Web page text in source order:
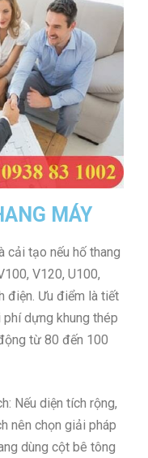
MÁY
cải tạo nếu hố thang
V120, U100,
điện. Ưu điểm là tiết
phí dựng khung thép
từ 80 đến 100
Nếu diện tích rộng,
nên chọn giải pháp
dùng cột bê tông